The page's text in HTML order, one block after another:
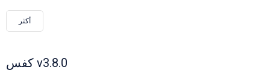
أكثر
كفس v3.8.0